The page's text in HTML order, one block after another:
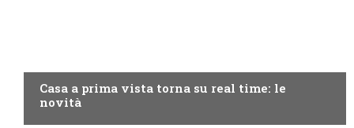
Casa a prima vista torna su real time: le
novità